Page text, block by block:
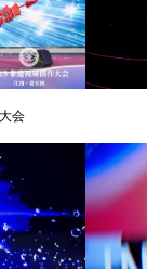
会